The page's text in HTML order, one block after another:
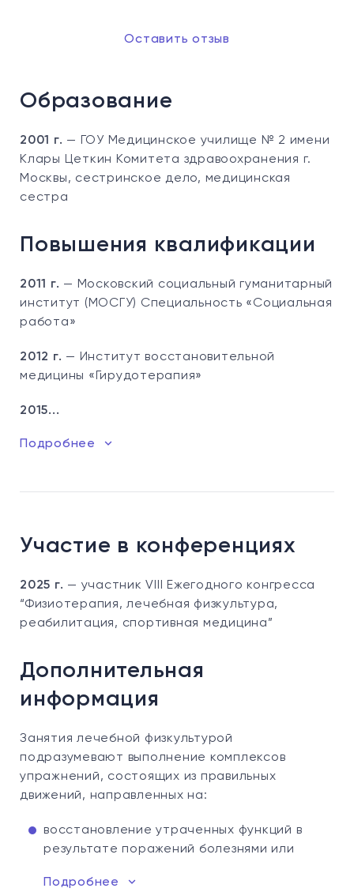
Оставить отзыв
Образование
2001 г. — ГОУ Медицинское училище № 2 имени
Клары Цеткин Комитета здравоохранения г.
Москвы, сестринское дело, медицинская
сестра
Повышения квалификации
2011 г. — Московский социальный гуманитарный
институт (МОСГУ) Специальность «Социальная
работа»
2012 г. — Институт восстановительной
медицины «Гирудотерапия»
2015...
Подробнее
Участие в конференциях
2025 г. — участник VIII Ежегодного конгресса
“Физиотерапия, лечебная физкультура,
реабилитация, спортивная медицина”
Дополнительная
информация
Занятия лечебной физкультурой
подразумевают выполнение комплексов
упражнений, состоящих из правильных
движений, направленных на:
восстановление утраченных функций в
результате поражений болезнями или
Подробнее